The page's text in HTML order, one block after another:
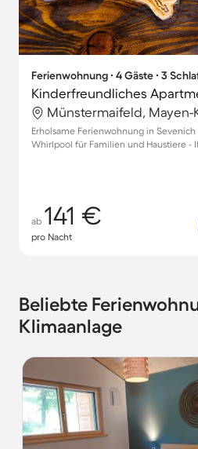
Ferienwohnung ∙ 4 Gäste ∙ 3
Erholsame Ferienwohnung in
Whirlpool für Familien und Haustiere -
ab 141 €
pro Nacht
Beliebte
Klimaanlage